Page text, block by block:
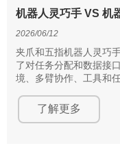
机器人灵巧手 VS 机
2026/06/12
夹爪和五指机器人灵巧
了对任务分配和数据接
境、多臂协作、工具和
了解更多